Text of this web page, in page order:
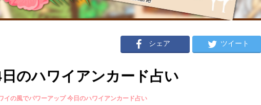
シェア ツイート
のハワイアンカード占い
イの風でパワーアップ 今日のハワイアンカード占い